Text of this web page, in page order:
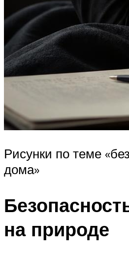
Рисунки по теме
дома»
на природе